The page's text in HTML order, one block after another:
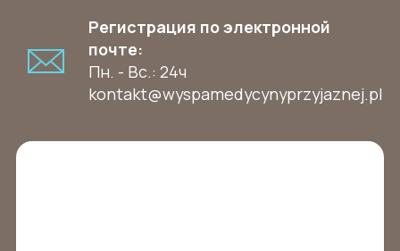
Регистрация по электронной
почте:
Пн. - Вс.: 24ч
kontakt@wyspamedycynyprzyjaznej.pl